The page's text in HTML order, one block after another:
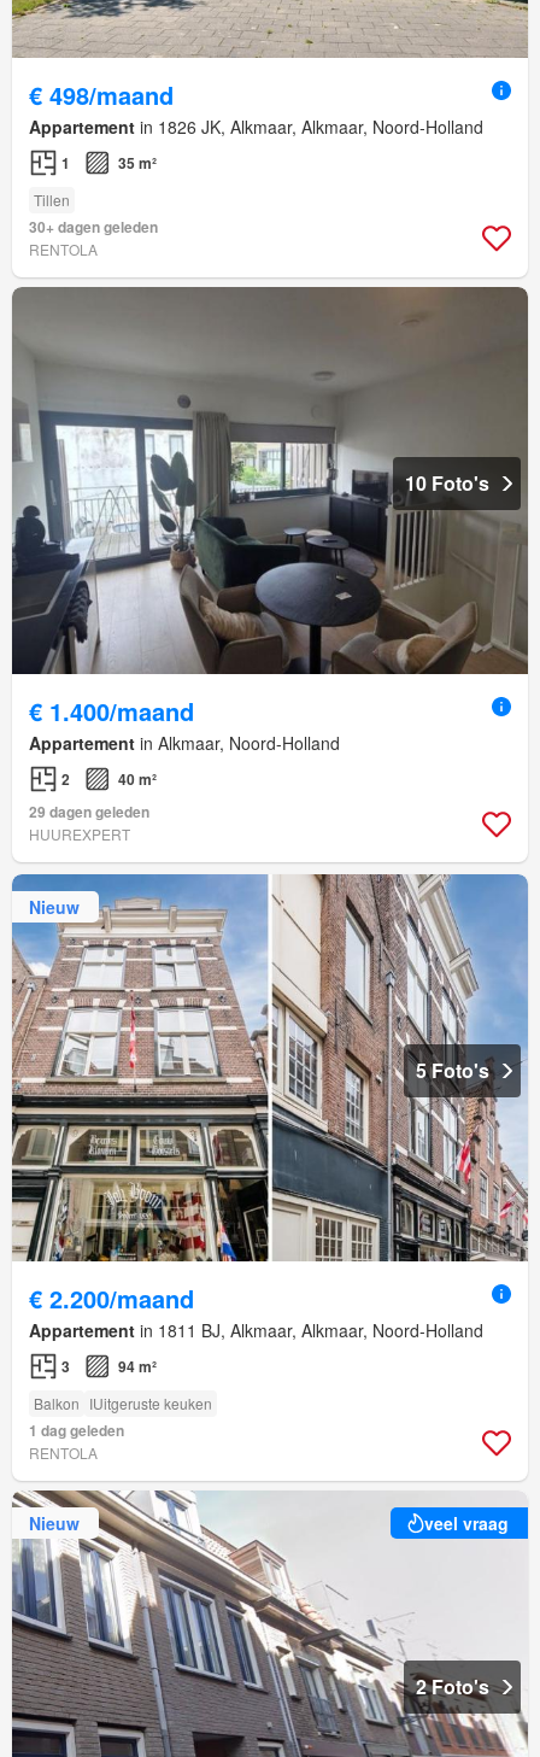
€ 498/maand
Appartement in 1826 JK, Alkmaar, Alkmaar, Noord-Holland
1 35 m²
Tillen
30+ dagen geleden
RENTOLA
10 Foto's
€ 1.400/maand
Appartement in Alkmaar, Noord-Holland
2
40 m²
29 dagen geleden
HUUREXPERT
Nieuw
5 Foto's
€ 2.200/maand
Appartement in 1811 BJ, Alkmaar, Alkmaar, Noord-Holland
3 94 m²
Balkon IUitgeruste keuken
1 dag geleden
RENTOLA
Nieuw veel vraag
2 Foto's